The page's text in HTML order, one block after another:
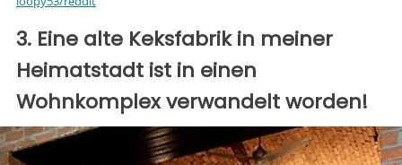
3. Eine alte Keksfabrik in meiner
Heimatstadt ist in einen
Wohnkomplex verwandelt worden!